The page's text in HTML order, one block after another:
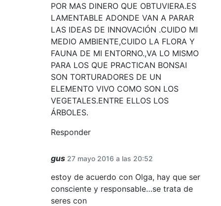
POR MAS DINERO QUE OBTUVIERA.ES
LAMENTABLE ADONDE VAN A PARAR
LAS IDEAS DE INNOVACIÓN .CUIDO MI
MEDIO AMBIENTE,CUIDO LA FLORA Y
FAUNA DE MI ENTORNO.,VA LO MISMO
PARA LOS QUE PRACTICAN BONSAI
SON TORTURADORES DE UN
ELEMENTO VIVO COMO SON LOS
VEGETALES.ENTRE ELLOS LOS
ÁRBOLES.
Responder
gus 27 mayo 2016 a las 20:52
estoy de acuerdo con Olga, hay que ser
consciente y responsable…se trata de
seres con